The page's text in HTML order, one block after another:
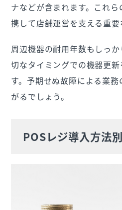
ナなどが含まれます。これ
携して店舗運営を支える重要
周辺機器の耐用年数もしっ
切なタイミングでの機器更
す。予期せぬ故障による業
がるでしょう。
POSレジ導入方法